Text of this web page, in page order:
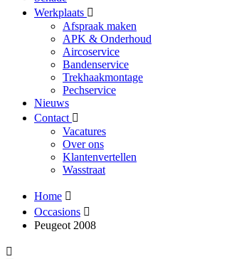
Werkplaats
Afspraak maken
APK & Onderhoud
Aircoservice
Bandenservice
Trekhaakmontage
Pechservice
Nieuws
Contact
Vacatures
Over ons
Klantenvertellen
Wasstraat
Home
Occasions
Peugeot 2008